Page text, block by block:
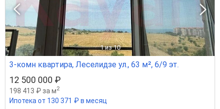
1 из 10
3-комн квартира, Леселидзе ул., 63 м², 6/9 эт.
12 500 000 ₽
198 413 ₽ за м2
Ипотека от 130 371 ₽ в месяц